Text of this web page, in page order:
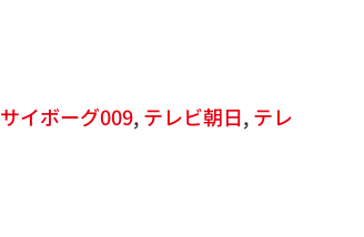
サイボーグ009,テレビ朝日,テレ